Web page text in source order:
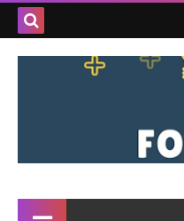
بحث